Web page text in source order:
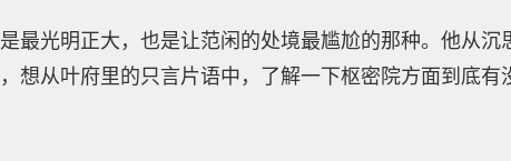
最光明正大，也是让范闲的处境最尴尬的那种。他从沉
想从叶府里的只言片语中，了解一下枢密院方面到底有